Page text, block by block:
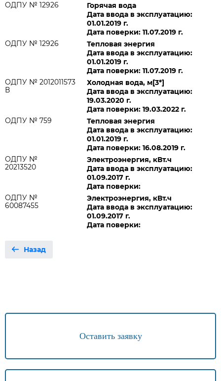
ОДПУ № 12926
Горячая вода
Дата ввода в эксплуатацию:
01.01.2019 г.
Дата поверки: 11.07.2019 г.
ОДПУ № 12926
Тепловая энергия
Дата ввода в эксплуатацию:
01.01.2019 г.
Дата поверки: 11.07.2019 г.
ОДПУ № 2012011573
В
Холодная вода, м[3*]
Дата ввода в эксплуатацию:
19.03.2020 г.
Дата поверки: 19.03.2022 г.
ОДПУ № 759
Тепловая энергия
Дата ввода в эксплуатацию:
01.01.2019 г.
Дата поверки: 16.08.2019 г.
ОДПУ №
20213520
Электроэнергия, кВт.ч
Дата ввода в эксплуатацию:
01.09.2017 г.
Дата поверки:
ОДПУ №
60087455
Электроэнергия, кВт.ч
Дата ввода в эксплуатацию:
01.09.2017 г.
Дата поверки:
Назад
Оставить заявку